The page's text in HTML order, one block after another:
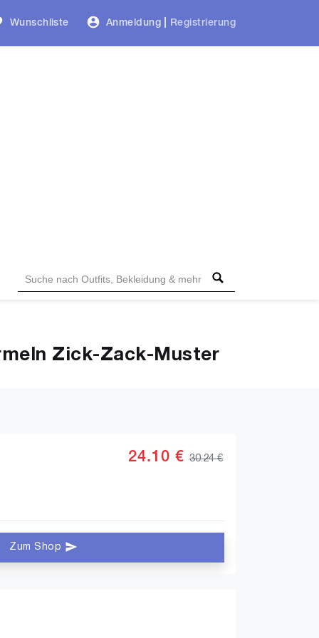
Wunschliste Anmeldung Registrierung
Zick-Zack-Muster
24.10 € 30.24 €
Zum Shop